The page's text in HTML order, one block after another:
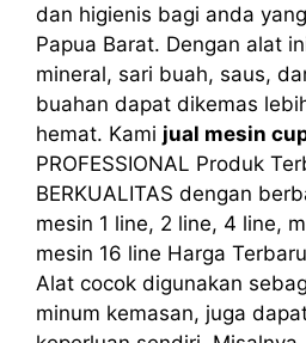
dan higienis bagi anda
Papua Barat. Dengan alat
mineral, sari buah, saus,
buahan dapat dikemas
hemat. Kami jual mesin
PROFESSIONAL Produk
BERKUALITAS dengan
mesin 1 line, 2 line, 4 line,
mesin 16 line Harga
Alat cocok digunakan
minum kemasan, juga